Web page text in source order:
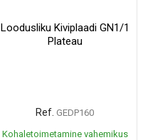
Loodusliku Kiviplaadi GN1/1
Plateau
Ref. GEDP160
Kohaletoimetamine vahemikus